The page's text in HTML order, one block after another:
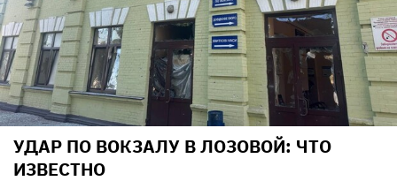
УДАР ПО ВОКЗАЛУ В ЛОЗОВОЙ: ЧТО
ИЗВЕСТНО